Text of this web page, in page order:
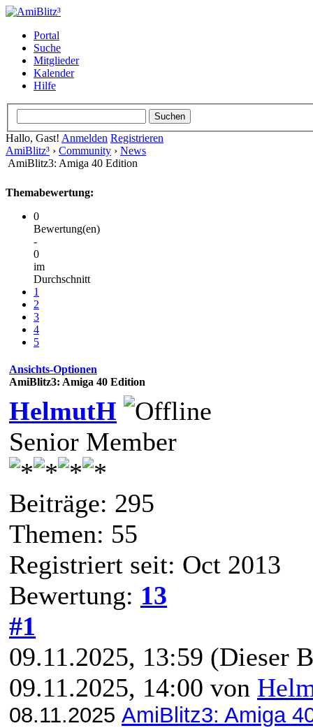
Portal
Suche
Mitglieder
Kalender
Hilfe
Hallo, Gast! Anmelden Registrieren
AmiBlitz³ › Community › News
AmiBlitz3: Amiga 40 Edition
Themabewertung:
0
Bewertung(en)
-
0
im
Durchschnitt
1
2
3
4
5
Ansichts-Optionen
AmiBlitz3: Amiga 40 Edition
HelmutH
Senior Member
Beiträge: 295
Themen: 55
Registriert seit: Oct 2013
Bewertung: 13
#1
09.11.2025, 13:59 (Dieser
09.11.2025, 14:00 von
08.11.2025 AmiBlitz3: Amiga